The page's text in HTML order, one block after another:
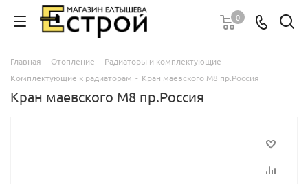
0
Главная - Отопление - Радиаторы и комплектующие -
Комплектующие к радиаторам - Кран маевского М8 пр.Россия
Кран маевского М8 пр.Россия